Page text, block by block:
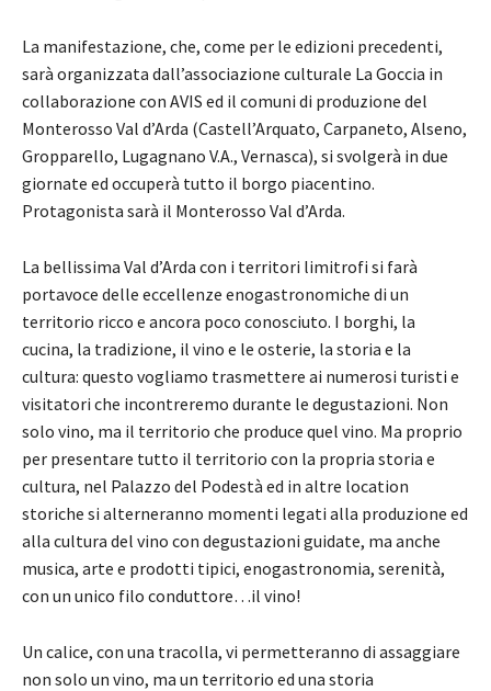
La manifestazione, che, come per le edizioni precedenti,
sarà organizzata dall’associazione culturale La Goccia in
collaborazione con AVIS ed il comuni di produzione del
Monterosso Val d’Arda (Castell’Arquato, Carpaneto, Alseno,
Gropparello, Lugagnano V.A., Vernasca), si svolgerà in due
giornate ed occuperà tutto il borgo piacentino.
Protagonista sarà il Monterosso Val d’Arda.
La bellissima Val d’Arda con i territori limitrofi si farà
portavoce delle eccellenze enogastronomiche di un
territorio ricco e ancora poco conosciuto. I borghi, la
cucina, la tradizione, il vino e le osterie, la storia e la
cultura: questo vogliamo trasmettere ai numerosi turisti e
visitatori che incontreremo durante le degustazioni. Non
solo vino, ma il territorio che produce quel vino. Ma proprio
per presentare tutto il territorio con la propria storia e
cultura, nel Palazzo del Podestà ed in altre location
storiche si alterneranno momenti legati alla produzione ed
alla cultura del vino con degustazioni guidate, ma anche
musica, arte e prodotti tipici, enogastronomia, serenità,
con un unico filo conduttore…il vino!
Un calice, con una tracolla, vi permetteranno di assaggiare
non solo un vino, ma un territorio ed una storia